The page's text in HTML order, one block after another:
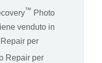
™ Photo
venduto in
per
Repair per